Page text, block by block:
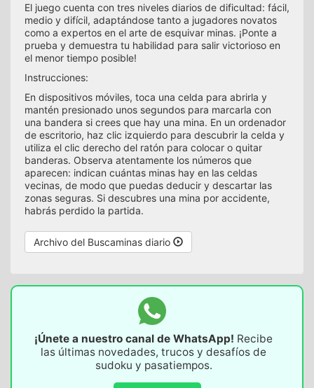
El juego cuenta con tres niveles diarios de dificultad: fácil,
medio y difícil, adaptándose tanto a jugadores novatos
como a expertos en el arte de esquivar minas. ¡Ponte a
prueba y demuestra tu habilidad para salir victorioso en
el menor tiempo posible!
Instrucciones:
En dispositivos móviles, toca una celda para abrirla y
mantén presionado unos segundos para marcarla con
una bandera si crees que hay una mina. En un ordenador
de escritorio, haz clic izquierdo para descubrir la celda y
utiliza el clic derecho del ratón para colocar o quitar
banderas. Observa atentamente los números que
aparecen: indican cuántas minas hay en las celdas
vecinas, de modo que puedas deducir y descartar las
zonas seguras. Si descubres una mina por accidente,
habrás perdido la partida.
Archivo del Buscaminas diario
¡Únete a nuestro canal de WhatsApp! Recibe
las últimas novedades, trucos y desafíos de
sudoku y pasatiempos.